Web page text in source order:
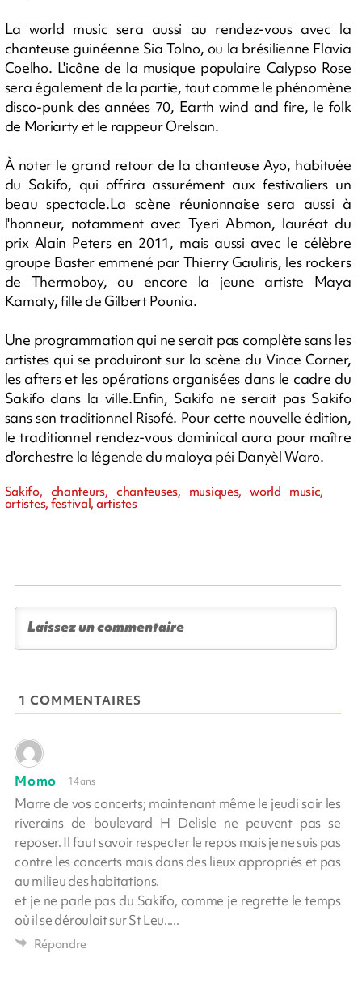
La world music sera aussi au rendez-vous avec la
chanteuse guinéenne Sia Tolno, ou la brésilienne Flavia
Coelho. L'icône de la musique populaire Calypso Rose
sera également de la partie, tout comme le phénomène
disco-punk des années 70, Earth wind and fire, le folk
de Moriarty et le rappeur Orelsan.
À noter le grand retour de la chanteuse Ayo, habituée
du Sakifo, qui offrira assurément aux festivaliers un
beau spectacle.La scène réunionnaise sera aussi à
l'honneur, notamment avec Tyeri Abmon, lauréat du
prix Alain Peters en 2011, mais aussi avec le célèbre
groupe Baster emmené par Thierry Gauliris, les rockers
de Thermoboy, ou encore la jeune artiste Maya
Kamaty, fille de Gilbert Pounia.
Une programmation qui ne serait pas complète sans les
artistes qui se produiront sur la scène du Vince Corner,
les afters et les opérations organisées dans le cadre du
Sakifo dans la ville.Enfin, Sakifo ne serait pas Sakifo
sans son traditionnel Risofé. Pour cette nouvelle édition,
le traditionnel rendez-vous dominical aura pour maître
d'orchestre la légende du maloya péi Danyèl Waro.
Sakifo, chanteurs, chanteuses, musiques, world music,
artistes, festival, artistes
1 COMMENTAIRES
Momo 14 ans
Marre de vos concerts; maintenant même le jeudi soir les
riverains de boulevard H Delisle ne peuvent pas se
reposer. Il faut savoir respecter le repos mais je ne suis pas
contre les concerts mais dans des lieux appropriés et pas
au milieu des habitations.
et je ne parle pas du Sakifo, comme je regrette le temps
où il se déroulait sur St Leu.....
Répondre